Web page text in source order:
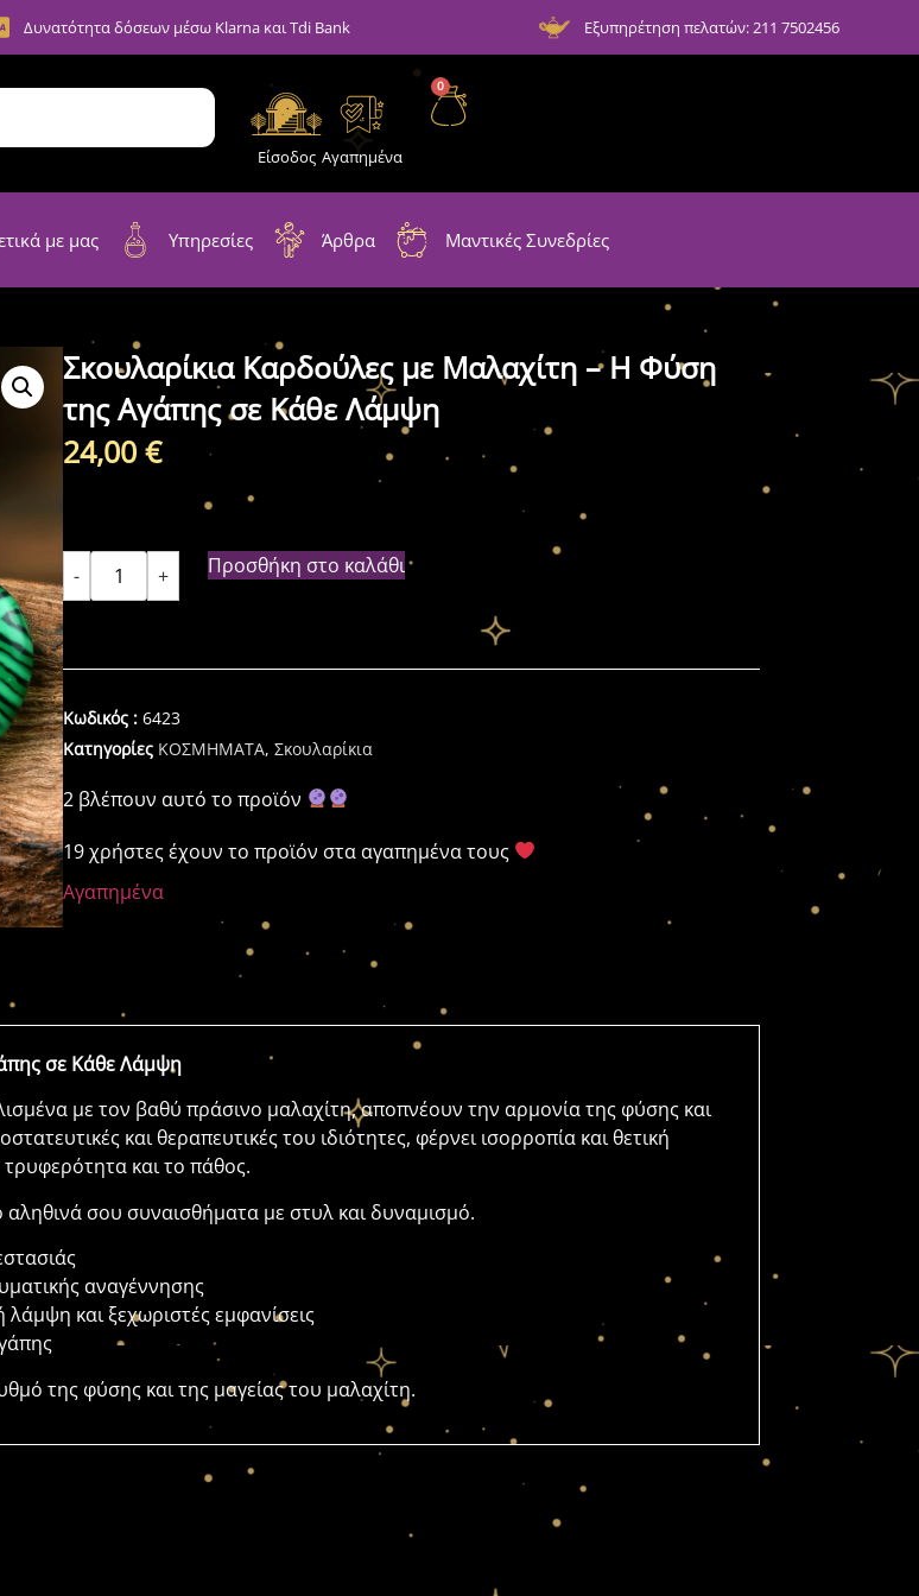
Δυνατότητα δόσεων μέσω Klarna και Tdi Bank Εξυπηρέτηση πελατών: 211 7502456
Είσοδος Αγαπημένα
0
με μας Υπηρεσίες Άρθρα Μαντικές Συνεδρίες
Σκουλαρίκια Καρδούλες με Μαλαχίτη – Η Φύση
της Αγάπης σε Κάθε Λάμψη
24,00€
- + Προσθήκη στο καλάθι
Κωδικός :6423
Κατηγορίες ΚΟΣΜΗΜΑΤΑ,Σκουλαρίκια
2 βλέπουν αυτό το προϊόν
19 χρήστες έχουν το προϊόν στα αγαπημένα τους
Αγαπημένα
σε Κάθε Λάμψη
με τον βαθύ πράσινο μαλαχίτη, αποπνέουν την αρμονία της φύσης και
και θεραπευτικές του ιδιότητες, φέρνει ισορροπία και θετική
τρυφερότητα και το πάθος.
αληθινά σου συναισθήματα με στυλ και δυναμισμό.
αναγέννησης
λάμψη και ξεχωριστές εμφανίσεις
της φύσης και της μαγείας του μαλαχίτη.